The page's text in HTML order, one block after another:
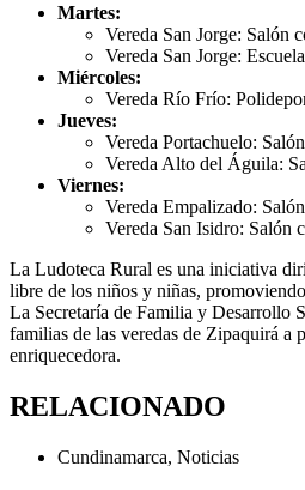
Martes:
Vereda San Jorge: Salón
Vereda San Jorge:
Miércoles:
Vereda Río Frío:
Jueves:
Vereda Portachuelo:
Vereda Alto del Águila:
Viernes:
Vereda Empalizado:
Vereda San Isidro: Salón
La Ludoteca Rural es una iniciativa
libre de los niños y niñas,
La Secretaría de Familia y Desarrollo
familias de las veredas de Zipaquirá a
enriquecedora.
RELACIONADO
Cundinamarca, Noticias